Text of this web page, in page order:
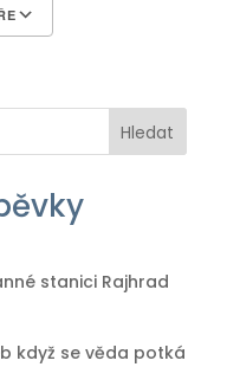
Hledat
stanici Rajhrad
když se věda potká